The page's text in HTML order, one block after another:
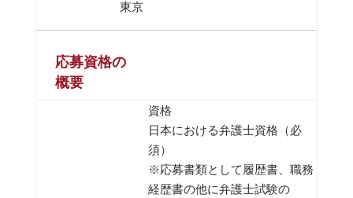
東京
応募資格の
概要
資格
日本における弁護士資格（必
須）
※応募書類として履歴書、職務
経歴書の他に弁護士試験の